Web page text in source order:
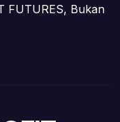
FUTURES, Bukan